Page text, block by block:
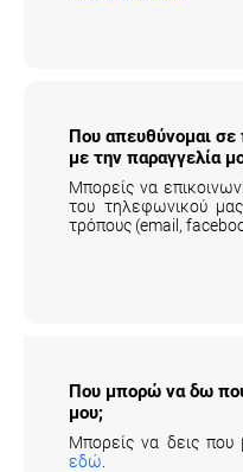
Που απευθύνομαι
με την παραγγελία
Μπορείς να
του τηλεφωνικού
τρόπους (email,
Που μπορώ να δω
μου;
Μπορείς να δεις που
εδώ